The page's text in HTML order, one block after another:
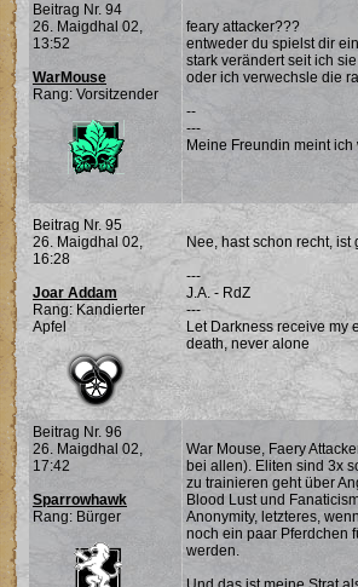
Beitrag Nr. 94
26. Maigdhal 02,
13:52
WarMouse
Rang: Vorsitzender
feary attacker???
entweder du spielst dir
stark verändert seit ich
oder ich verwechsle die
--
---
Meine Freundin meint
Beitrag Nr. 95
26. Maigdhal 02,
16:28
Joar Addam
Rang: Kandierter
Apfel
Nee, hast schon recht,
---
J.A. - RdZ
---
Let Darkness receive my
death, never alone
Beitrag Nr. 96
26. Maigdhal 02,
17:42
Sparrowhawk
Rang: Bürger
War Mouse, Faery
bei allen). Eliten sind 3x
zu trainieren geht über
Blood Lust und
Anonymity, letzteres,
noch ein paar Pferdchen
werden.